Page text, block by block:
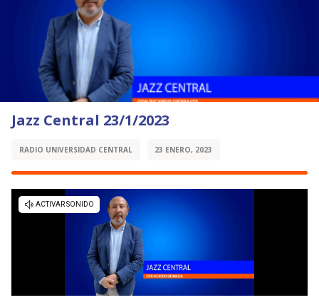
Jazz Central 23/1/2023
RADIO UNIVERSIDAD CENTRAL 23 ENERO, 2023